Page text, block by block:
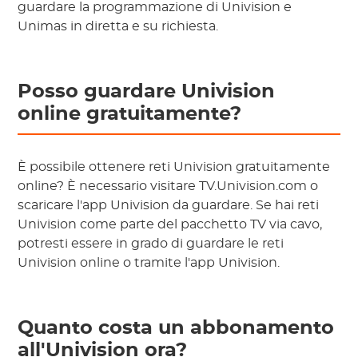
guardare la programmazione di Univision e
Unimas in diretta e su richiesta.
Posso guardare Univision
online gratuitamente?
È possibile ottenere reti Univision gratuitamente
online? È necessario visitare TV.Univision.com o
scaricare l'app Univision da guardare. Se hai reti
Univision come parte del pacchetto TV via cavo,
potresti essere in grado di guardare le reti
Univision online o tramite l'app Univision.
Quanto costa un abbonamento
all'Univision ora?